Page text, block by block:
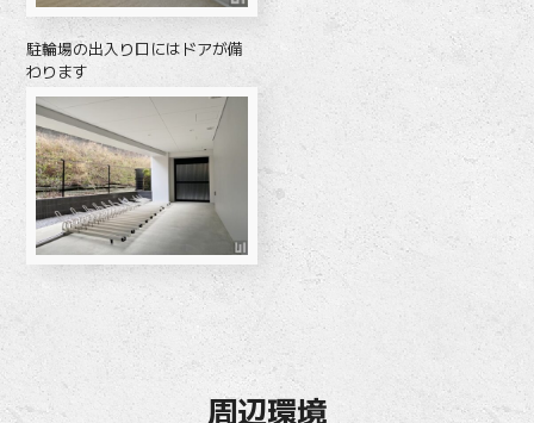
駐輪場の出入り口にはドアが備
わります
周辺環境